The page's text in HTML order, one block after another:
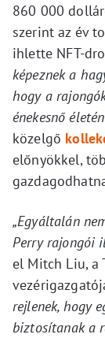
860 000
szerint az év
ihlette NFT-
képeznek a
hogy a
énekesnő
közelgő
előnyökkel,
„Egyáltalán
Perry rajongói
el Mitch Liu, a
rejlenek, hogy
biztosítanak a